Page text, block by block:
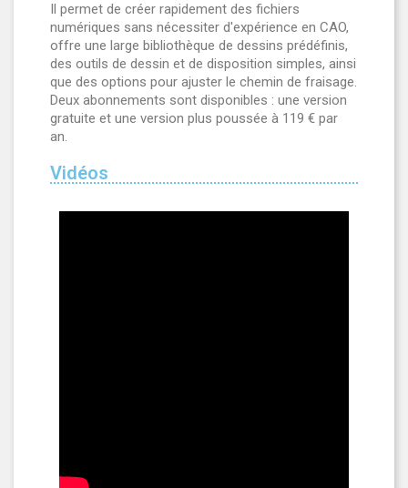
Il permet de créer rapidement des fichiers
numériques sans nécessiter d'expérience en CAO,
offre une large bibliothèque de dessins prédéfinis,
des outils de dessin et de disposition simples, ainsi
que des options pour ajuster le chemin de fraisage.
Deux abonnements sont disponibles : une version
gratuite et une version plus poussée à 119 € par
an.
Vidéos